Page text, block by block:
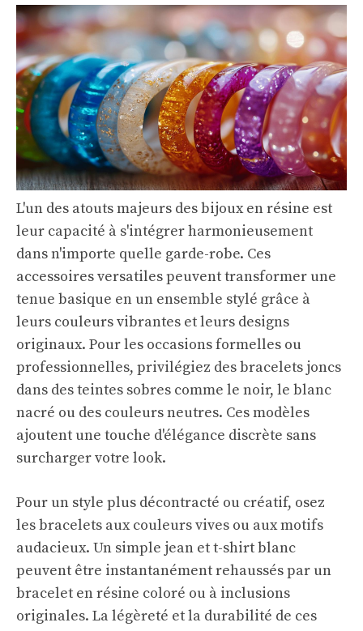
L'un des atouts majeurs des bijoux en résine est
leur capacité à s'intégrer harmonieusement
dans n'importe quelle garde-robe. Ces
accessoires versatiles peuvent transformer une
tenue basique en un ensemble stylé grâce à
leurs couleurs vibrantes et leurs designs
originaux. Pour les occasions formelles ou
professionnelles, privilégiez des bracelets joncs
dans des teintes sobres comme le noir, le blanc
nacré ou des couleurs neutres. Ces modèles
ajoutent une touche d'élégance discrète sans
surcharger votre look.
Pour un style plus décontracté ou créatif, osez
les bracelets aux couleurs vives ou aux motifs
audacieux. Un simple jean et t-shirt blanc
peuvent être instantanément rehaussés par un
bracelet en résine coloré ou à inclusions
originales. La légèreté et la durabilité de ces